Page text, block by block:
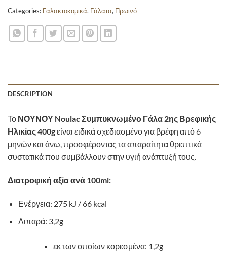
Categories: Γαλακτοκομικά, Γάλατα, Πρωινό
DESCRIPTION
Το ΝΟΥΝΟΥ Noulac Συμπυκνωμένο Γάλα 2ης Βρεφικής
Ηλικίας 400gείναι ειδικά σχεδιασμένο για βρέφη από 6
μηνών και άνω, προσφέροντας τα απαραίτητα θρεπτικά
συστατικά που συμβάλλουν στην υγιή ανάπτυξή τους.
Διατροφική αξία ανά 100ml:
Ενέργεια: 275 kJ / 66 kcal
Λιπαρά: 3,2g
εκ των οποίων κορεσμένα: 1,2g